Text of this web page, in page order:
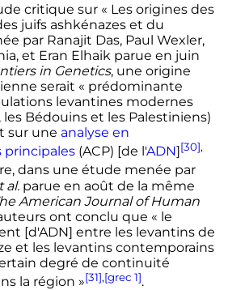
critique sur « Les origines des
juifs ashkénazes et du
par Ranajit Das, Paul Wexler,
et Eran Elhaik parue en juin
in Genetics, une origine
serait « prédominante
levantines modernes
les Bédouins et les Palestiniens)
sur une analyse en
principales(ACP) [de l'ADN] [30],
dans une étude menée par
al.parue en août de la même
American Journal of Human
ont conclu que « le
[d'ADN] entre les levantins de
et les levantins contemporains
degré de continuité
la région »[31],[grec 1].